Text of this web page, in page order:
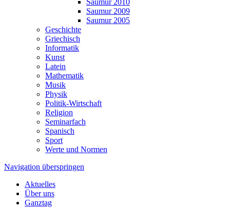
Saumur 2010
Saumur 2009
Saumur 2005
Geschichte
Griechisch
Informatik
Kunst
Latein
Mathematik
Musik
Physik
Politik-Wirtschaft
Religion
Seminarfach
Spanisch
Sport
Werte und Normen
Navigation überspringen
Aktuelles
Über uns
Ganztag